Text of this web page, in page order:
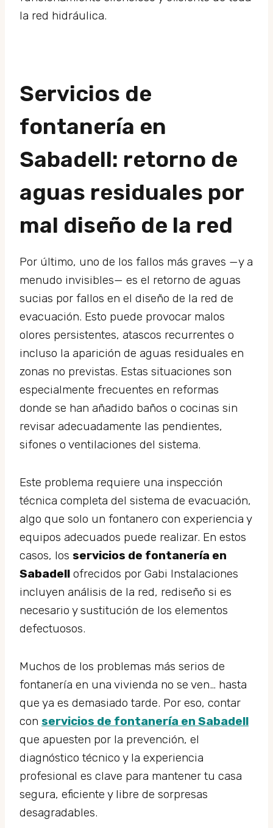
la red hidráulica.
Servicios de
fontanería en
Sabadell: retorno de
aguas residuales por
mal diseño de la red
Por último, uno de los fallos más graves —y a
menudo invisibles— es el retorno de aguas
sucias por fallos en el diseño de la red de
evacuación. Esto puede provocar malos
olores persistentes, atascos recurrentes o
incluso la aparición de aguas residuales en
zonas no previstas. Estas situaciones son
especialmente frecuentes en reformas
donde se han añadido baños o cocinas sin
revisar adecuadamente las pendientes,
sifones o ventilaciones del sistema.
Este problema requiere una inspección
técnica completa del sistema de evacuación,
algo que solo un fontanero con experiencia y
equipos adecuados puede realizar. En estos
casos, los servicios de fontanería en
Sabadell ofrecidos por Gabi Instalaciones
incluyen análisis de la red, rediseño si es
necesario y sustitución de los elementos
defectuosos.
Muchos de los problemas más serios de
fontanería en una vivienda no se ven… hasta
que ya es demasiado tarde. Por eso, contar
con servicios de fontanería en Sabadell
que apuesten por la prevención, el
diagnóstico técnico y la experiencia
profesional es clave para mantener tu casa
segura, eficiente y libre de sorpresas
desagradables.